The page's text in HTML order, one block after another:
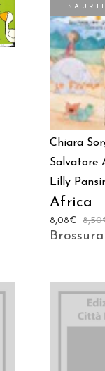
Chiara
Salvatore
Lilly
Africa
8,50
8,08€
Brossura